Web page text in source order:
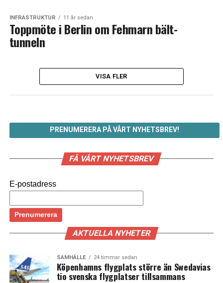
INFRASTRUKTUR 11 år sedan
Toppmöte i Berlin om Fehmarn bält-
tunneln
VISA FLER
PRENUMERERA PÅ VÅRT NYHETSBREV!
FÅ VÅRT NYHETSBREV
E-postadress
AKTUELLA NYHETER
SAMHÄLLE 24 timmar sedan
Köpenhamns flygplats större än Swedavias
tio svenska flygplatser tillsammans